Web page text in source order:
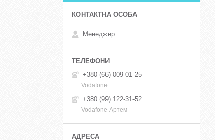
Менеджер
+380 (66) 009-01-25
Vodafone
+380 (99) 122-31-52
Vodafone Артем